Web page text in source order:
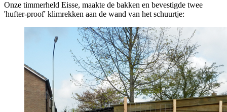
Onze timmerheld Eisse, maakte de bakken en bevestigde twee
'hufter-proof' klimrekken aan de wand van het schuurtje: